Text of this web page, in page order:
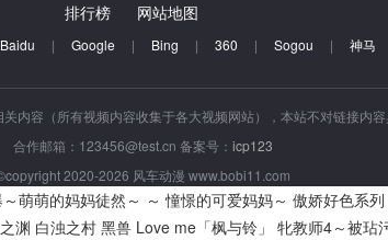
排行榜 网站地图
Baidu | Google | Bing | 360 | Sogou | 神马
内容（所有视频内容收集于各大视频网站），本站不对链接内
合作邮箱：123456@test.cn 备案号： icp123
2020-2026 风车动漫 www.bobi11.com
萌萌的妈妈徒然～ ～ 憧憬的可爱妈妈～ 傲娇好色系列
渊 白浊之村 黑兽 Love me「枫与铃」 牝教师4～被玷